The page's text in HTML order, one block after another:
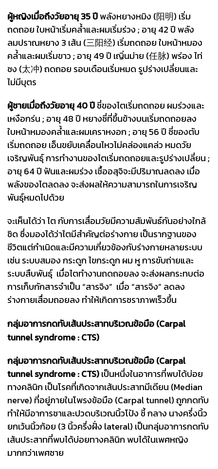
ผู้หญิงเมื่อถึงวัยอายุ 35 ปีพลังหยางหมิง (阳明) เริ่ม
ถดถอย ใบหน้าเริ่มคล้ำและผมเริ่มร่วง ; อายุ 42 ปี พลัง
ลมปราณหยาง 3 เส้น (三阳经) เริ่มถดถอย ใบหน้าหมอง
คล้ำและผมเริ่มขาว ; อายุ 49 ปี เญิ่นม่าย (任脉) พร่อง ไท่
ชง (太冲) ถดถอย รอบเดือนเริ่มหมด รูปร่างเปลี่ยนและ
ไม่มีบุตร
ผู้ชายเมื่อถึงวัยอายุ 40 ปีชี่ของไตเริ่มถดถอย ผมร่วงและ
เหงือกร่น ; อายุ 48 ปี หยางชี่ที่ขึ้นข้างบนเริ่มถดถอยลง
ใบหน้าหมองคล้ำและผมเคราหงอก ; อายุ 56 ปี ชี่ของตับ
เริ่มถดถอย เอ็นขยับเคลื่อนไหวไม่คล่องแคล่ว หมดวัย
เจริญพันธุ์ การทำงานของไตเริ่มถดถอยและรูปร่างเปลี่ยน ;
อายุ 64 ปี ฟันและผมร่วง เชื้ออสุจิจะมีปริมาณลดลง เมื่อ
พลังของไตลดลง จะส่งผลให้ความสามารถในการเจริญ
พันธุ์หมดไปด้วย
จะเห็นได้ว่า ไต กับการเสื่อมวัยมีความสัมพันธ์กันอย่างใกล้
ชิด ซึ่งมองได้ว่าไตมีสำคัญต่อร่างกาย เป็นรากฐานของ
ชีวิตแต่กำเนิดและมีความเกี่ยวข้องกับร่างกายหลายระบบ
เช่น ระบบสมอง กระดูก ไขกระดูก ผม หู การขับถ่ายและ
ระบบสืบพันธุ์ เมื่อไตทำงานถดถอยลง จะส่งผลกระทบต่อ
การเก็บกักสารจำเป็น “สารจิง” เมื่อ “สารจิง” ลดลง
ร่างกายเสื่อมถอยลง ทำให้เกิดการชราภาพเร็วขึ้น
กลุ่มอาการกดทับเส้นประสาทบริเวณข้อมือ (Carpal
tunnel syndrome : CTS)
กลุ่มอาการกดทับเส้นประสาทบริเวณข้อมือ (Carpal
tunnel syndrome : CTS)เป็นหนึ่งในอาการที่พบได้บ่อย
ทางคลินิก เป็นโรคที่เกิดจากเส้นประสาทมีเดียน (Median
nerve) ที่อยู่ภายในโพรงข้อมือ (Carpal tunnel) ถูกกดทับ
ทำให้มีอาการชาและปวดบริเวณนิ้วโป้ง ชี้ กลาง นางครึ่งนิ้ว
ยกเว้นนิ้วก้อย (3 นิ้วครึ่งฝั่ง lateral) เป็นกลุ่มอาการกดทับ
เส้นประสาทที่พบได้บ่อยทางคลินิก พบได้ในเพศหญิง
มากกว่าเพศชาย